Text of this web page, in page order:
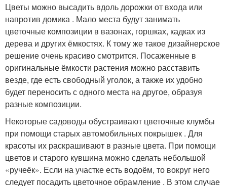
Цветы можно высадить вдоль дорожки от входа или
напротив домика . Мало места будут занимать
цветочные композиции в вазонах, горшках, кадках из
дерева и других ёмкостях. К тому же такое дизайнерское
решение очень красиво смотрится. Посаженные в
оригинальные ёмкости растения можно расставить
везде, где есть свободный уголок, а также их удобно
будет переносить с одного места на другое, образуя
разные композиции.
Некоторые садоводы обустраивают цветочные клумбы
при помощи старых автомобильных покрышек . Для
красоты их раскрашивают в разные цвета. При помощи
цветов и старого кувшина можно сделать небольшой
«ручеёк». Если на участке есть водоём, то вокруг него
следует посадить цветочное обрамление . В этом случае